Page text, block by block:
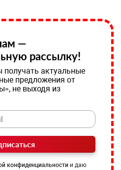
—
рассылку!
получать актуальные
предложения от
не выходя из
конфиденциальности и даю